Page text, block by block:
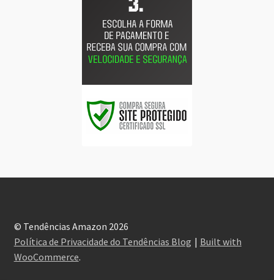
© Tendências Amazon 2026
Política de Privacidade do Tendências Blog
Built with
WooCommerce.